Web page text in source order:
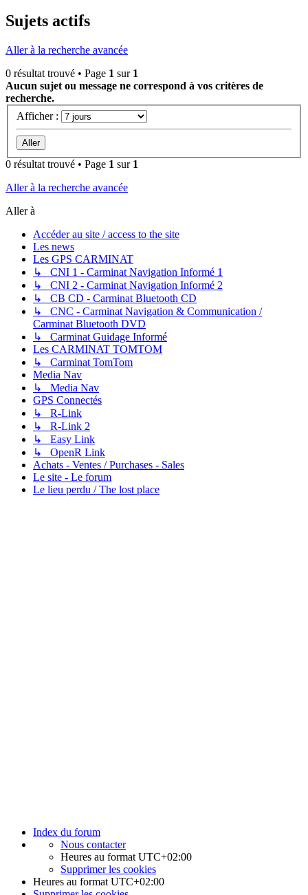
Sujets actifs
Aller à la recherche avancée
0 résultat trouvé • Page 1 sur 1
Aucun sujet ou message ne correspond à vos critères de
recherche.
Afficher :
0 résultat trouvé • Page 1 sur 1
Aller à la recherche avancée
Aller à
Accéder au site / access to the site
Les news
Les GPS CARMINAT
↳ CNI 1 - Carminat Navigation Informé 1
↳ CNI 2 - Carminat Navigation Informé 2
↳ CB CD - Carminat Bluetooth CD
↳ CNC - Carminat Navigation & Communication /
Carminat Bluetooth DVD
↳ Carminat Guidage Informé
Les CARMINAT TOMTOM
↳ Carminat TomTom
Media Nav
↳ Media Nav
GPS Connectés
↳ R-Link
↳ R-Link 2
↳ Easy Link
↳ OpenR Link
Achats - Ventes / Purchases - Sales
Le site - Le forum
Le lieu perdu / The lost place
Index du forum
Nous contacter
Heures au format UTC+02:00
Supprimer les cookies
Heures au format UTC+02:00